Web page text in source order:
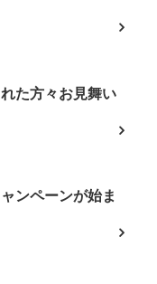
た方々お見舞い
ンペーンが始ま